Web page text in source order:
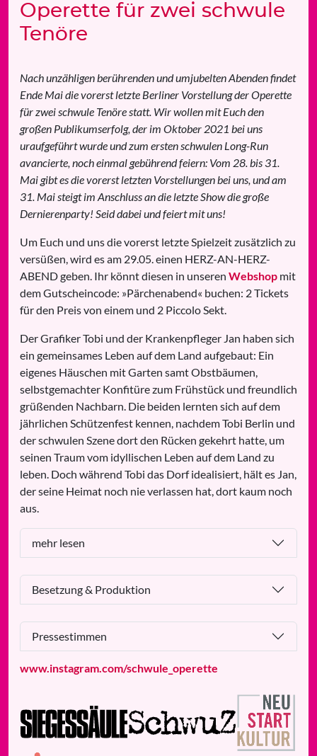
Operette für zwei schwule
Tenöre
Nach unzähligen berührenden und umjubelten Abenden findet
Ende Mai die vorerst letzte Berliner Vorstellung der Operette
für zwei schwule Tenöre statt. Wir wollen mit Euch den
großen Publikumserfolg, der im Oktober 2021 bei uns
uraufgeführt wurde und zum ersten schwulen Long-Run
avancierte, noch einmal gebührend feiern: Vom 28. bis 31.
Mai gibt es die vorerst letzten Vorstellungen bei uns, und am
31. Mai steigt im Anschluss an die letzte Show die große
Dernierenparty! Seid dabei und feiert mit uns!
Um Euch und uns die vorerst letzte Spielzeit zusätzlich zu
versüßen, wird es am 29.05. einen HERZ-AN-HERZ-
ABEND geben. Ihr könnt diesen in unseren Webshop mit
dem Gutscheincode: »Pärchenabend« buchen: 2 Tickets
für den Preis von einem und 2 Piccolo Sekt.
Der Grafiker Tobi und der Krankenpfleger Jan haben sich
ein gemeinsames Leben auf dem Land aufgebaut: Ein
eigenes Häuschen mit Garten samt Obstbäumen,
selbstgemachter Konfitüre zum Frühstück und freundlich
grüßenden Nachbarn. Die beiden lernten sich auf dem
jährlichen Schützenfest kennen, nachdem Tobi Berlin und
der schwulen Szene dort den Rücken gekehrt hatte, um
seinen Traum vom idyllischen Leben auf dem Land zu
leben. Doch während Tobi das Dorf idealisiert, hält es Jan,
der seine Heimat noch nie verlassen hat, dort kaum noch
aus.
mehr lesen
Besetzung & Produktion
Pressestimmen
www.instagram.com/schwule_operette